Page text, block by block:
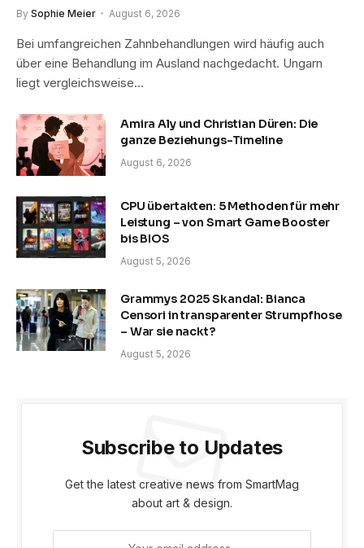
By Sophie Meier August 6, 2026
Bei umfangreichen Zahnbehandlungen wird häufig auch
über eine Behandlung im Ausland nachgedacht. Ungarn
liegt vergleichsweise…
Amira Aly und Christian Düren: Die
ganze Beziehungs-Timeline
August 6, 2026
CPU übertakten: 5 Methoden für mehr
Leistung – von Smart Game Booster
bis BIOS
August 5, 2026
Grammys 2025 Skandal: Bianca
Censori in transparenter Strumpfhose
– War sie nackt?
August 5, 2026
Subscribe to Updates
Get the latest creative news from SmartMag
about art & design.